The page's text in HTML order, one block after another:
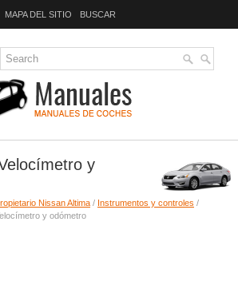
MAPA DEL SITIO BUSCAR
y
Nissan Altima / Instrumentos y controles /
y odómetro